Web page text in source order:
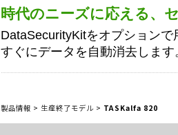
時代のニーズに応える、
DataSecurityKitをオプション
すぐにデータを自動消去します
製品情報 >生産終了モデル > TASKalfa 820